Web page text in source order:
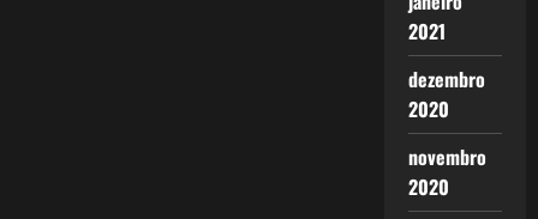
2021
dezembro
2020
novembro
2020